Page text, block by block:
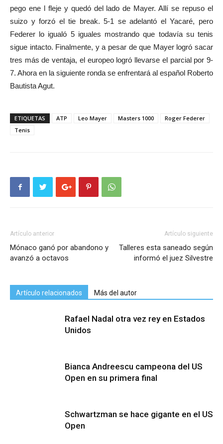
pego ene l fleje y quedó del lado de Mayer. Allí se repuso el
suizo y forzó el tie break. 5-1 se adelantó el Yacaré, pero
Federer lo igualó 5 iguales mostrando que todavía su tenis
sigue intacto. Finalmente, y a pesar de que Mayer logró sacar
tres más de ventaja, el europeo logró llevarse el parcial por 9-
7. Ahora en la siguiente ronda se enfrentará al español Roberto
Bautista Agut.
ETIQUETAS ATP Leo Mayer Masters 1000
Roger Federer
Tenis
Artículo anterior
Mónaco ganó por abandono y
avanzó a octavos
Artículo siguiente
Talleres esta saneado según
informó el juez Silvestre
Artículo relacionados Más del autor
Rafael Nadal otra vez rey en Estados
Unidos
Bianca Andreescu campeona del US
Open en su primera final
Schwartzman se hace gigante en el US
Open